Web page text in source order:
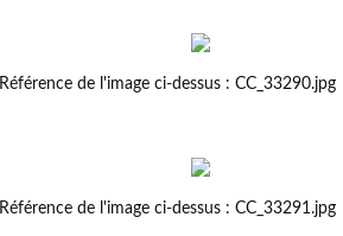
Référence de l'image ci-dessus : CC_33290.jpg
Référence de l'image ci-dessus : CC_33291.jpg